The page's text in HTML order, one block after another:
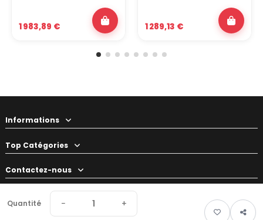
Quantité − +
1 983,89 € 1 289,13 €
Informations
Top Catégories
Contactez-nous
Votre préparateur